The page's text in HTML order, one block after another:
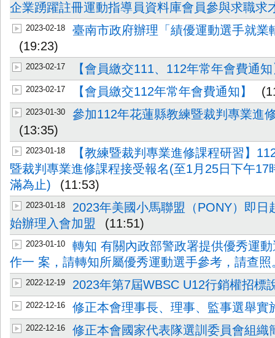
企業踴躍註冊運動指導員資料庫會員參與求職求
2023-02-18
臺南市政府辦理「績優運動選手就業
(19:23)
2023-02-17 【會員繳交111、112年常年會費通
2023-02-17 【會員繳交112年常年會費通知】
2023-01-30
參加112年花蓮縣教練暨裁判專業進
(13:35)
2023-01-18
【教練暨裁判專業進修課程研習】
暨裁判專業進修課程接受報名(至1月25日下午17
滿為止)
(11:53)
2023-01-18
2023年美國小馬聯盟（PONY）即日
始辦理入會加盟
(11:51)
2023-01-10
轉知 有關內政部警政署提供優秀運
作一 案，請轉知所屬優秀運動選手參考，請查照
2022-12-19 2023年第7屆WBSC U12行銷權招標
2022-12-16 修正本會理事長、理事、監事選舉實
2022-12-16
修正本會國家代表隊選訓委員會組織